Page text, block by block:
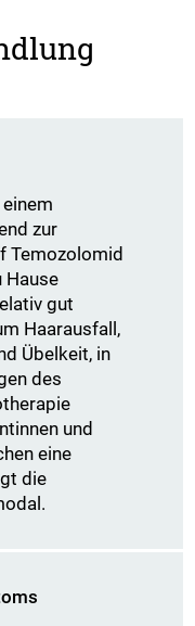
zur
Temozolomid
Hause
gut
Haarausfall,
Übelkeit, in
des
und
eine
die